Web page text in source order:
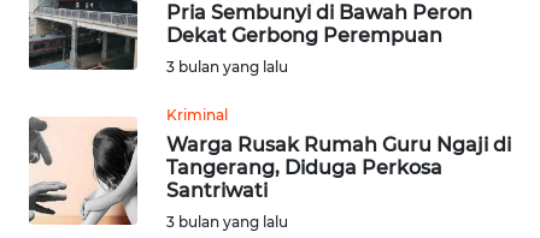
Pria Sembunyi di Bawah Peron
Dekat Gerbong Perempuan
3 bulan yang lalu
Kriminal
Warga Rusak Rumah Guru Ngaji di
Tangerang, Diduga Perkosa
Santriwati
3 bulan yang lalu
Informasi
INDEKS
BERITA
KONTAK
KAMI